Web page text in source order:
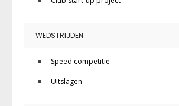
WEDSTRIJDEN
Speed competitie
Uitslagen